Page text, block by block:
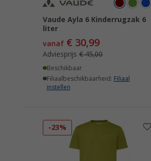
Vaude Ayla 6 Kinderrugzak 6
liter
vanaf € 30,99
Adviesprijs€ 45,00
Beschikbaar
Filiaalbeschikbaarheid: Filiaal
instellen
-23%